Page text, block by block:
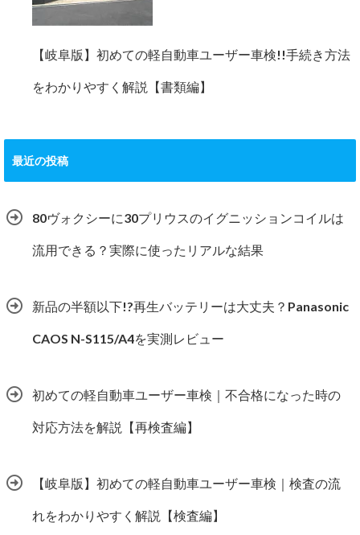
【岐阜版】初めての軽自動車ユーザー車検!!手続き方法
をわかりやすく解説【書類編】
最近の投稿
80ヴォクシーに30プリウスのイグニッションコイルは
流用できる？実際に使ったリアルな結果
新品の半額以下!?再生バッテリーは大丈夫？Panasonic
CAOS N-S115/A4を実測レビュー
初めての軽自動車ユーザー車検｜不合格になった時の
対応方法を解説【再検査編】
【岐阜版】初めての軽自動車ユーザー車検｜検査の流
れをわかりやすく解説【検査編】